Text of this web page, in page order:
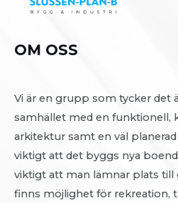
OM OSS
Vi är en grupp som tycker det
samhället med en funktionell,
arkitektur samt en väl
viktigt att det byggs nya
viktigt att man lämnar plats till
finns möjlighet för rekreation,